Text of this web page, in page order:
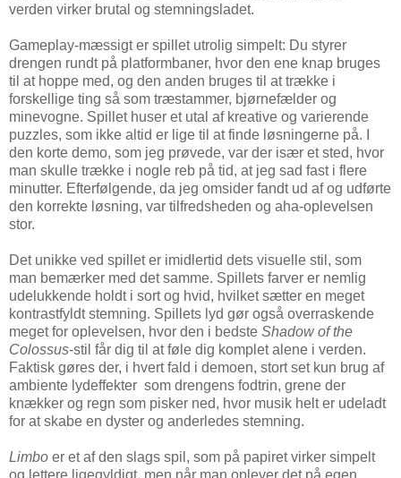
verden virker brutal og stemningsladet.
Gameplay-mæssigt er spillet utrolig simpelt: Du styrer
drengen rundt på platformbaner, hvor den ene knap bruges
til at hoppe med, og den anden bruges til at trække i
forskellige ting så som træstammer, bjørnefælder og
minevogne. Spillet huser et utal af kreative og varierende
puzzles, som ikke altid er lige til at finde løsningerne på. I
den korte demo, som jeg prøvede, var der især et sted, hvor
man skulle trække i nogle reb på tid, at jeg sad fast i flere
minutter. Efterfølgende, da jeg omsider fandt ud af og udførte
den korrekte løsning, var tilfredsheden og aha-oplevelsen
stor.
Det unikke ved spillet er imidlertid dets visuelle stil, som
man bemærker med det samme. Spillets farver er nemlig
udelukkende holdt i sort og hvid, hvilket sætter en meget
kontrastfyldt stemning. Spillets lyd gør også overraskende
meget for oplevelsen, hvor den i bedste Shadow of the
Colossus-stil får dig til at føle dig komplet alene i verden.
Faktisk gøres der, i hvert fald i demoen, stort set kun brug af
ambiente lydeffekter som drengens fodtrin, grene der
knækker og regn som pisker ned, hvor musik helt er udeladt
for at skabe en dyster og anderledes stemning.
Limbo er et af den slags spil, som på papiret virker simpelt
og lettere ligegyldigt, men når man oplever det på egen